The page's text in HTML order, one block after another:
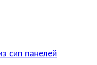
сип панелей